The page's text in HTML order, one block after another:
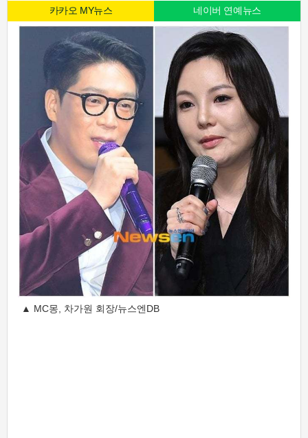
카카오 MY뉴스 네이버 연예뉴스
▲ MC몽, 차가원 회장/뉴스엔DB